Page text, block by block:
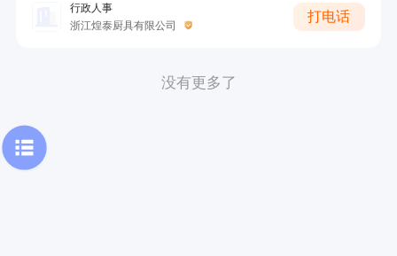
行政人事
浙江煌泰厨具有限公司
打电话
没有更多了